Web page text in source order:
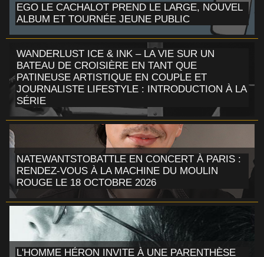
EGO LE CACHALOT PREND LE LARGE, NOUVEL
ALBUM ET TOURNÉE JEUNE PUBLIC
WANDERLUST ICE & INK – LA VIE SUR UN
BATEAU DE CROISIÈRE EN TANT QUE
PATINEUSE ARTISTIQUE EN COUPLE ET
JOURNALISTE LIFESTYLE : INTRODUCTION À LA
SÉRIE
NATEWANTSTOBATTLE EN CONCERT À PARIS :
RENDEZ-VOUS À LA MACHINE DU MOULIN
ROUGE LE 18 OCTOBRE 2026
L'HOMME HÉRON INVITE À UNE PARENTHÈSE